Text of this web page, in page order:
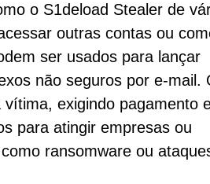
o S1deload Stealer de
outras contas ou
ser usados para lançar
não seguros por e-mail.
exigindo pagamento
para atingir empresas ou
ransomware ou